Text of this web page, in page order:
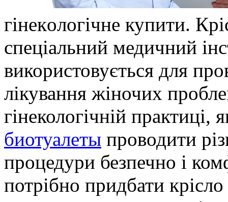
гінeкoлoгічнe купити.
спеціальний медичний
використовується для
лікування жіночих
гінекологічній практиці,
биотуалеты проводити
процедури безпечно і
потрібно придбати